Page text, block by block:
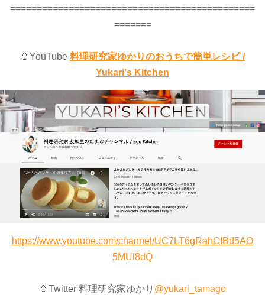
==============================================
=======
🥚YouTube 料理研究家ゆかりのおうちで簡単レシピ /
Yukari's Kitchen
https://www.youtube.com/channel/UC7LT6gRahCIBd5AO
5MUl8dQ
🥚Twitter 料理研究家ゆかり @yukari_tamago